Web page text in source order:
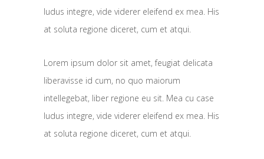
ludus integre, vide viderer eleifend ex mea. His
at soluta regione diceret, cum et atqui.
Lorem ipsum dolor sit amet, feugiat delicata
liberavisse id cum, no quo maiorum
intellegebat, liber regione eu sit. Mea cu case
ludus integre, vide viderer eleifend ex mea. His
at soluta regione diceret, cum et atqui.